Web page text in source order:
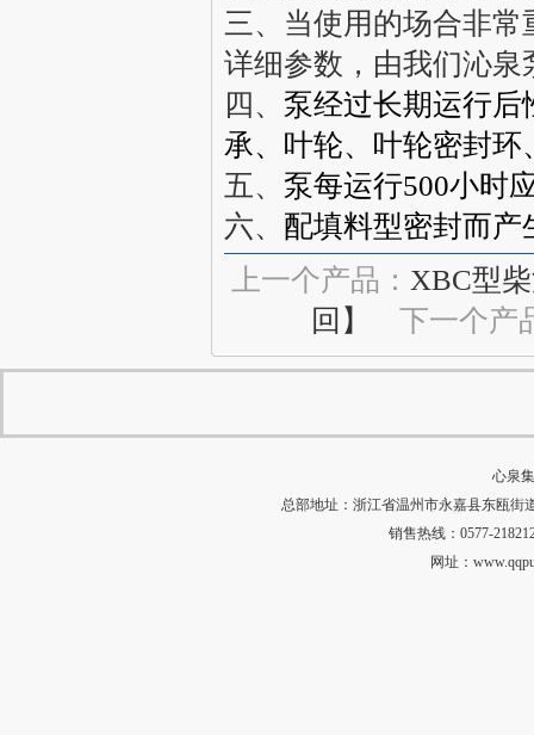
三、当使用的场合非
详细参数，由我们沁泉
四、 泵经过长期运行
承、叶轮、叶轮密封
五、 泵每运行500小时
六、 配填料型密封而产
上一个产品： XBC型
回】
下一个产
心泉
总部地址：浙江省温州市永嘉县东瓯街
销售热线：0577-
网址：